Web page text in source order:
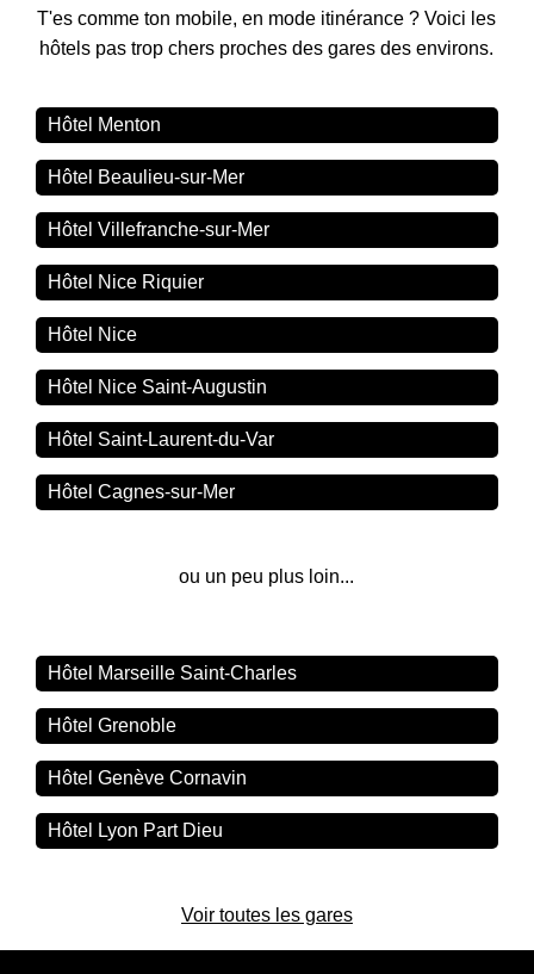
T'es comme ton mobile, en mode itinérance ? Voici les
hôtels pas trop chers proches des gares des environs.
Hôtel Menton
Hôtel Beaulieu-sur-Mer
Hôtel Villefranche-sur-Mer
Hôtel Nice Riquier
Hôtel Nice
Hôtel Nice Saint-Augustin
Hôtel Saint-Laurent-du-Var
Hôtel Cagnes-sur-Mer
ou un peu plus loin...
Hôtel Marseille Saint-Charles
Hôtel Grenoble
Hôtel Genève Cornavin
Hôtel Lyon Part Dieu
Voir toutes les gares